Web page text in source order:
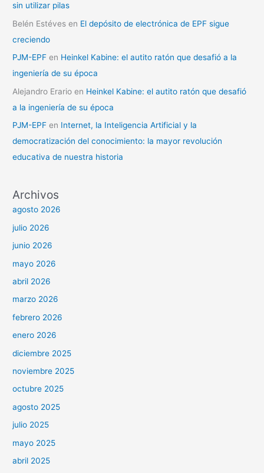
sin utilizar pilas
Belén Estéves en El depósito de electrónica de EPF sigue
creciendo
PJM-EPF en Heinkel Kabine: el autito ratón que desafió a la
ingeniería de su época
Alejandro Erario en Heinkel Kabine: el autito ratón que desafió
a la ingeniería de su época
PJM-EPF en Internet, la Inteligencia Artificial y la
democratización del conocimiento: la mayor revolución
educativa de nuestra historia
Archivos
agosto 2026
julio 2026
junio 2026
mayo 2026
abril 2026
marzo 2026
febrero 2026
enero 2026
diciembre 2025
noviembre 2025
octubre 2025
agosto 2025
julio 2025
mayo 2025
abril 2025